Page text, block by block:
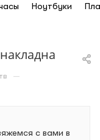
Ноутбуки
—
с вами в